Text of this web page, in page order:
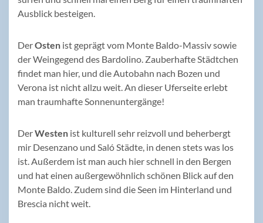
Ausblick besteigen.
DerOsten ist geprägt vom Monte Baldo-Massiv sowie
der Weingegend des Bardolino. Zauberhafte Städtchen
findet man hier, und die Autobahn nach Bozen und
Verona ist nicht allzu weit. An dieser Uferseite erlebt
man traumhafte Sonnenuntergänge!
DerWesten ist kulturell sehr reizvoll und beherbergt
mir Desenzano und Saló Städte, in denen stets was los
ist. Außerdem ist man auch hier schnell in den Bergen
und hat einen außergewöhnlich schönen Blick auf den
Monte Baldo. Zudem sind die Seen im Hinterland und
Brescia nicht weit.